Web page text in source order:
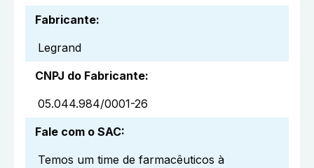
Fabricante:
Legrand
CNPJ do Fabricante:
05.044.984/0001-26
Fale com o SAC:
Temos um time de farmacêuticos à